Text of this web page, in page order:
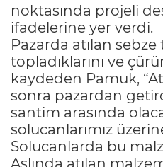
noktasında projeli
ifadelerine yer verdi.
Pazarda atılan
topladıklarını ve
kaydeden Pamuk,
sonra pazardan
santim arasında
solucanlarımız
Solucanlarda bu
Aslında atılan